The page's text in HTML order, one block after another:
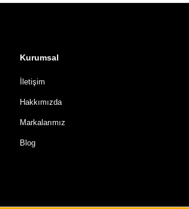
Kurumsal
İletişim
Hakkımızda
Markalarımız
Blog